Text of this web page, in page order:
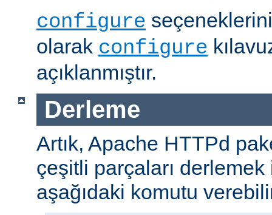
configure
olarak configure
açıklanmıştır.
Derleme
Artık, Apache HTTPd
çeşitli parçaları
aşağıdaki komutu